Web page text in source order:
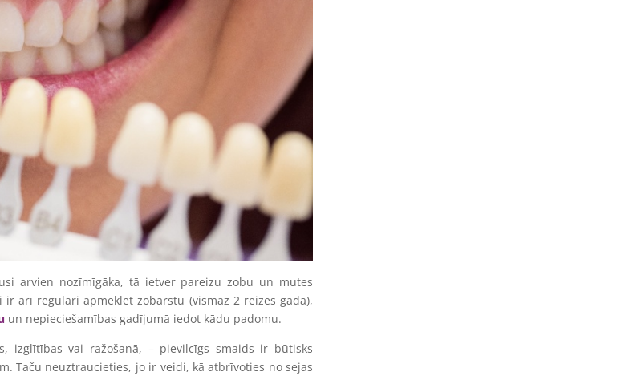
arvien nozīmīgāka, tā ietver pareizu zobu un mutes
arī regulāri apmeklēt zobārstu (vismaz 2 reizes gadā),
un nepieciešamības gadījumā iedot kādu padomu.
izglītības vai ražošanā, – pievilcīgs smaids ir būtisks
Taču neuztraucieties, jo ir veidi, kā atbrīvoties no sejas